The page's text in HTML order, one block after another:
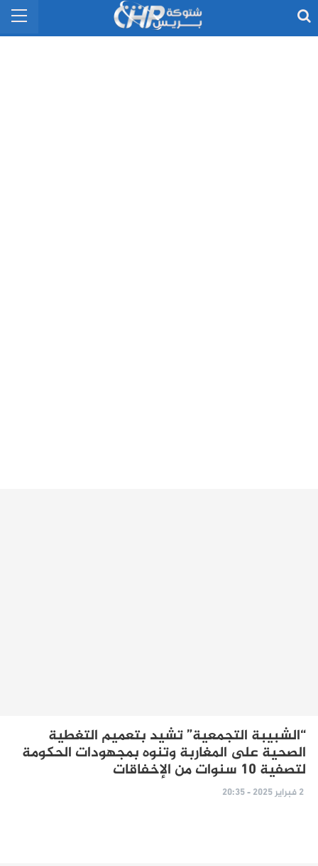
“الشبيبة التجمعية” تشيد بتعميم التغطية
الصحية على المغاربة وتنوه بمجهودات الحكومة
لتصفية 10 سنوات من الإخفاقات
2 فبراير 2025 - 20:35